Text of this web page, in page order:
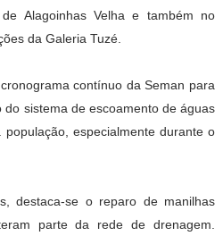
Alagoinhas Velha e também no
da Galeria Tuzé.
contínuo da Seman para
sistema de escoamento de águas
especialmente durante o
destaca-se o reparo de manilhas
parte da rede de drenagem.